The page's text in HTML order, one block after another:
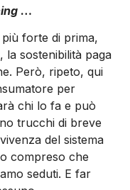
…
più forte di prima,
la sostenibilità paga
Però, ripeto, qui
per
chi lo fa e può
trucchi di breve
del sistema
compreso che
seduti. E far